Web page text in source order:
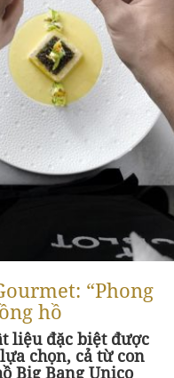
“Phong
hồ
liệu đặc biệt được
chọn, cả từ con
Big Bang Unico